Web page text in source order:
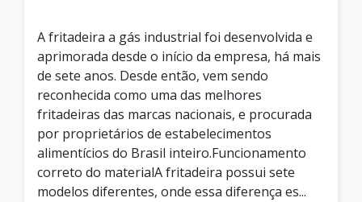
A fritadeira a gás industrial foi desenvolvida e
aprimorada desde o início da empresa, há mais
de sete anos. Desde então, vem sendo
reconhecida como uma das melhores
fritadeiras das marcas nacionais, e procurada
por proprietários de estabelecimentos
alimentícios do Brasil inteiro.Funcionamento
correto do materialA fritadeira possui sete
modelos diferentes, onde essa diferença es...